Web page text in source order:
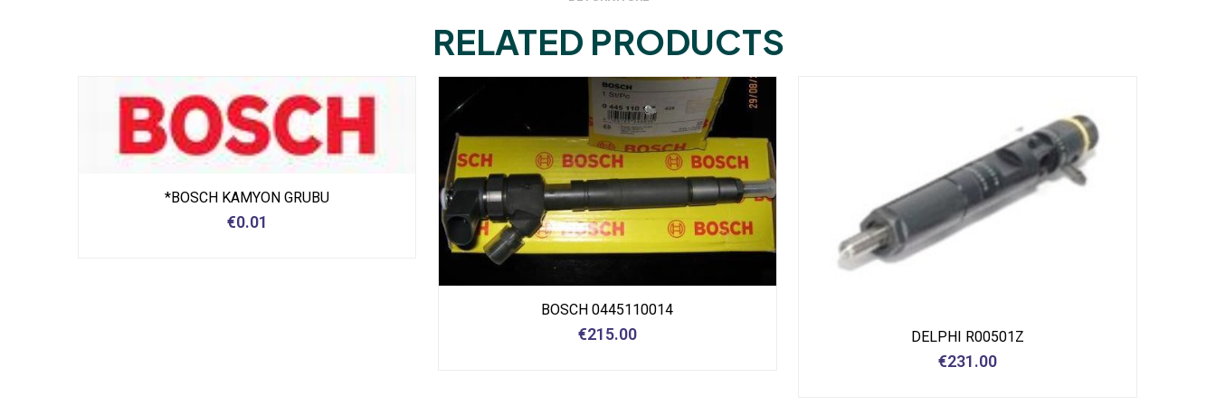
RELATED PRODUCTS
*BOSCH KAMYON GRUBU
€0.01
BOSCH 0445110014
€215.00 DELPHI R00501Z
€231.00